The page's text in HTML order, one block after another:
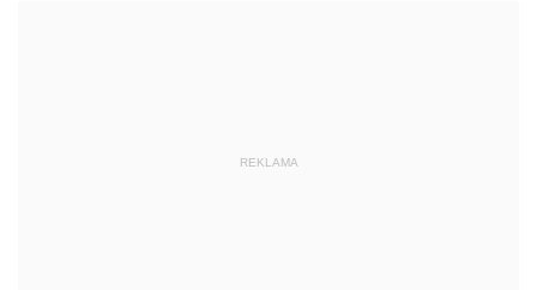
REKLAMA